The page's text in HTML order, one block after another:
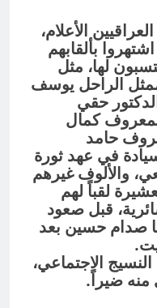
الأعلام،
بألقابهم
لها، مثل
الراحل يوسف
حقي
كمال
حامد
في عهد ثورة
والألوف غيرهم
لقباً لهم
قبل صعود
صدام حسين بعد
الاجتماعي،
منه ضيراً.